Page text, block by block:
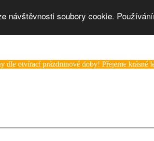
návštěvnosti soubory cookie.
dle otvírací prázdninové doby! Přejeme krásné